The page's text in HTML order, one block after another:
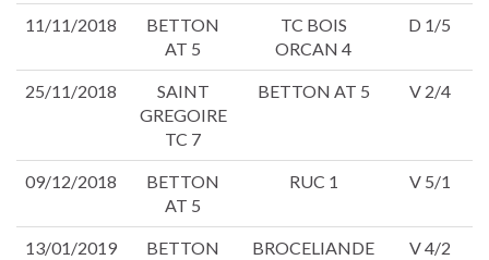
11/11/2018
BETTON
AT 5
TC BOIS
ORCAN 4
D 1/5
25/11/2018
SAINT
GREGOIRE
TC 7
BETTON AT 5 V 2/4
09/12/2018
BETTON
AT 5
RUC 1 V 5/1
13/01/2019
BETTON
BROCELIANDE
V 4/2